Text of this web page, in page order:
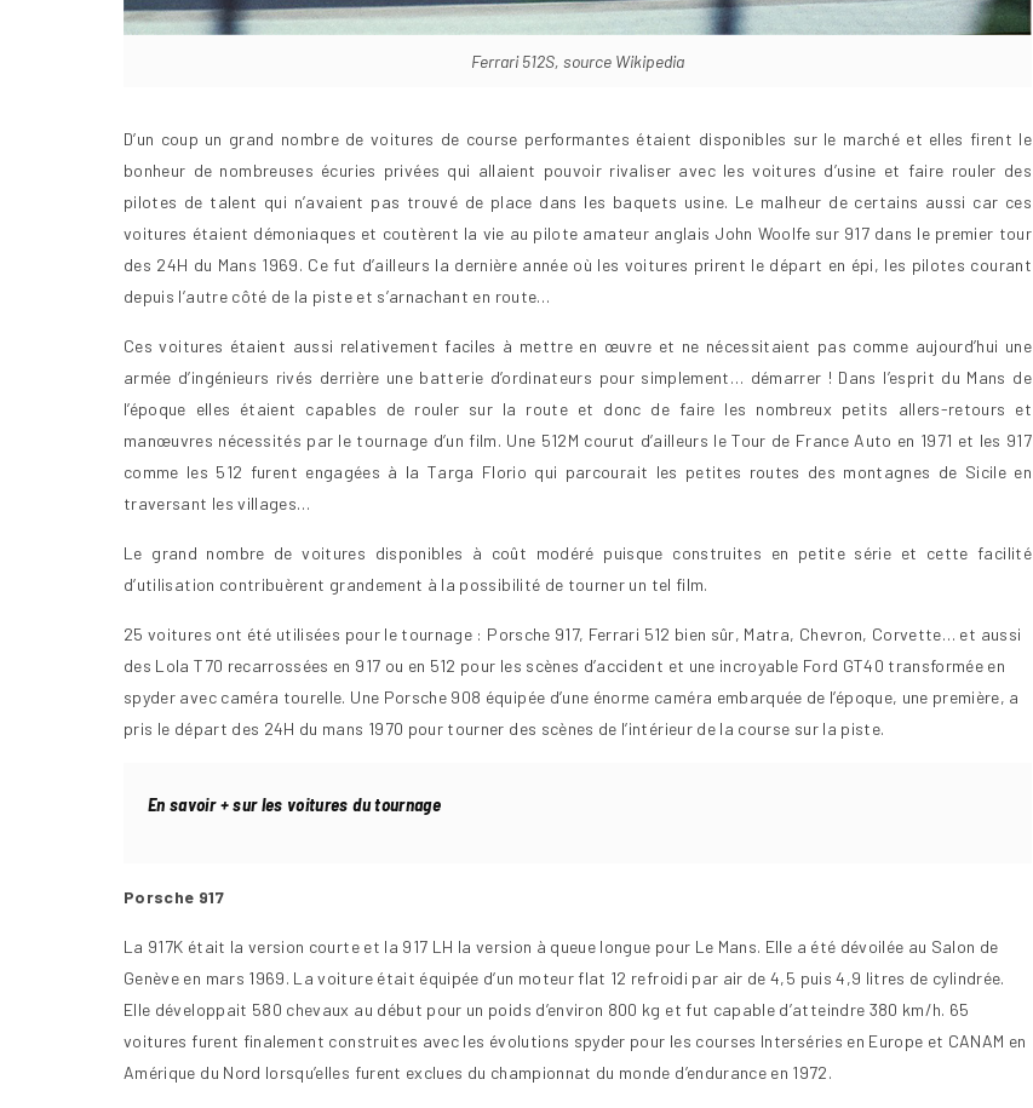
Ferrari 512S, source Wikipedia
D’un coup un grand nombre de voitures de course performantes étaient disponibles sur le marché et elles firent le
bonheur de nombreuses écuries privées qui allaient pouvoir rivaliser avec les voitures d’usine et faire rouler des
pilotes de talent qui n’avaient pas trouvé de place dans les baquets usine. Le malheur de certains aussi car ces
voitures étaient démoniaques et coutèrent la vie au pilote amateur anglais John Woolfe sur 917 dans le premier tour
des 24H du Mans 1969. Ce fut d’ailleurs la dernière année où les voitures prirent le départ en épi, les pilotes courant
depuis l’autre côté de la piste et s’arnachant en route…
Ces voitures étaient aussi relativement faciles à mettre en œuvre et ne nécessitaient pas comme aujourd’hui une
armée d’ingénieurs rivés derrière une batterie d’ordinateurs pour simplement… démarrer ! Dans l’esprit du Mans de
l’époque elles étaient capables de rouler sur la route et donc de faire les nombreux petits allers-retours et
manœuvres nécessités par le tournage d’un film. Une 512M courut d’ailleurs le Tour de France Auto en 1971 et les 917
comme les 512 furent engagées à la Targa Florio qui parcourait les petites routes des montagnes de Sicile en
traversant les villages…
Le grand nombre de voitures disponibles à coût modéré puisque construites en petite série et cette facilité
d’utilisation contribuèrent grandement à la possibilité de tourner un tel film.
25 voitures ont été utilisées pour le tournage : Porsche 917, Ferrari 512 bien sûr, Matra, Chevron, Corvette… et aussi
des Lola T70 recarrossées en 917 ou en 512 pour les scènes d’accident et une incroyable Ford GT40 transformée en
spyder avec caméra tourelle. Une Porsche 908 équipée d’une énorme caméra embarquée de l’époque, une première, a
pris le départ des 24H du mans 1970 pour tourner des scènes de l’intérieur de la course sur la piste.
En savoir + sur les voitures du tournage
Porsche 917
La 917K était la version courte et la 917 LH la version à queue longue pour Le Mans. Elle a été dévoilée au Salon de
Genève en mars 1969. La voiture était équipée d’un moteur flat 12 refroidi par air de 4,5 puis 4,9 litres de cylindrée.
Elle développait 580 chevaux au début pour un poids d’environ 800 kg et fut capable d’atteindre 380 km/h. 65
voitures furent finalement construites avec les évolutions spyder pour les courses Interséries en Europe et CANAM en
Amérique du Nord lorsqu’elles furent exclues du championnat du monde d’endurance en 1972.